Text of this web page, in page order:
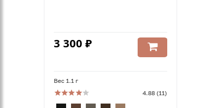
3 300 ₽
Вес 1.1 г
4.88 (11)